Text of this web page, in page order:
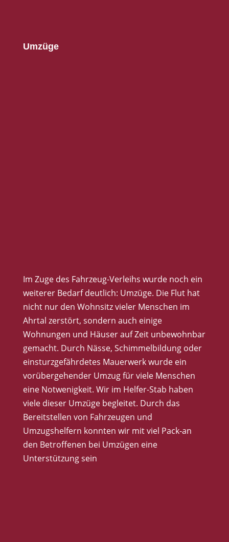
Umzüge
Im Zuge des Fahrzeug-Verleihs wurde noch ein
weiterer Bedarf deutlich: Umzüge. Die Flut hat
nicht nur den Wohnsitz vieler Menschen im
Ahrtal zerstört, sondern auch einige
Wohnungen und Häuser auf Zeit unbewohnbar
gemacht. Durch Nässe, Schimmelbildung oder
einsturzgefährdetes Mauerwerk wurde ein
vorübergehender Umzug für viele Menschen
eine Notwenigkeit. Wir im Helfer-Stab haben
viele dieser Umzüge begleitet. Durch das
Bereitstellen von Fahrzeugen und
Umzugshelfern konnten wir mit viel Pack-an
den Betroffenen bei Umzügen eine
Unterstützung sein